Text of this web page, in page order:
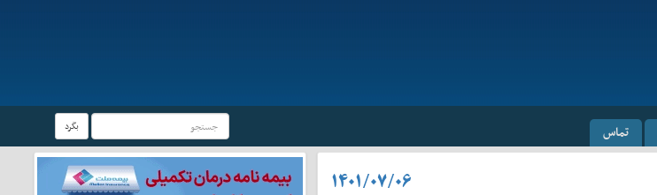
تماس بگرد
۱۴۰۱/۰۷/۰۶